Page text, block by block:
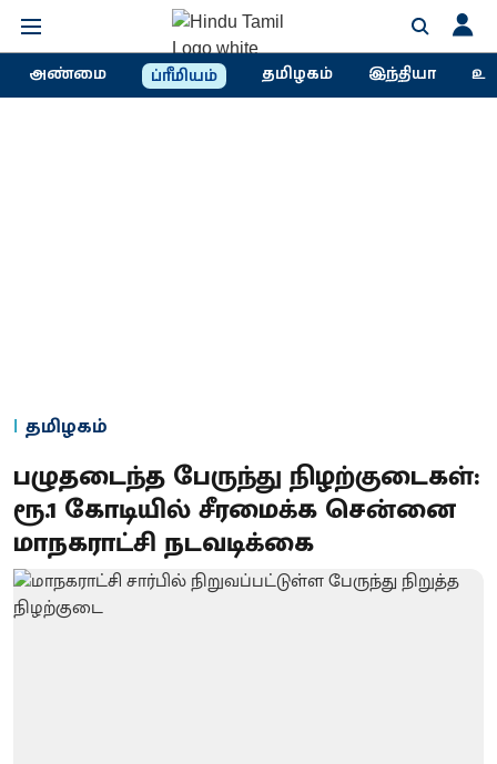
அண்மை ப்ரீமியம் தமிழகம் இந்தியா
தமிழகம்
பழுதடைந்த பேருந்து நிழற்குடைகள்:
ரூ.1 கோடியில் சீரமைக்க சென்னை
மாநகராட்சி நடவடிக்கை